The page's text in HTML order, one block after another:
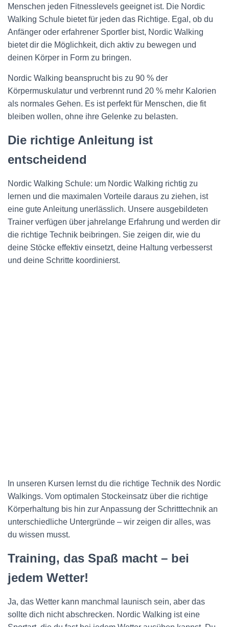
Menschen jeden Fitnesslevels geeignet ist. Die Nordic
Walking Schule bietet für jeden das Richtige. Egal, ob du
Anfänger oder erfahrener Sportler bist, Nordic Walking
bietet dir die Möglichkeit, dich aktiv zu bewegen und
deinen Körper in Form zu bringen.
Nordic Walking beansprucht bis zu 90 % der
Körpermuskulatur und verbrennt rund 20 % mehr Kalorien
als normales Gehen. Es ist perfekt für Menschen, die fit
bleiben wollen, ohne ihre Gelenke zu belasten.
Die richtige Anleitung ist
entscheidend
Nordic Walking Schule: um Nordic Walking richtig zu
lernen und die maximalen Vorteile daraus zu ziehen, ist
eine gute Anleitung unerlässlich. Unsere ausgebildeten
Trainer verfügen über jahrelange Erfahrung und werden dir
die richtige Technik beibringen. Sie zeigen dir, wie du
deine Stöcke effektiv einsetzt, deine Haltung verbesserst
und deine Schritte koordinierst.
In unseren Kursen lernst du die richtige Technik des Nordic
Walkings. Vom optimalen Stockeinsatz über die richtige
Körperhaltung bis hin zur Anpassung der Schritttechnik an
unterschiedliche Untergründe – wir zeigen dir alles, was
du wissen musst.
Training, das Spaß macht – bei
jedem Wetter!
Ja, das Wetter kann manchmal launisch sein, aber das
sollte dich nicht abschrecken. Nordic Walking ist eine